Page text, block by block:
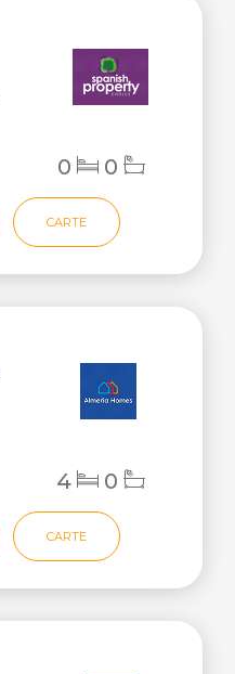
0 0
CARTE
4 0
CARTE